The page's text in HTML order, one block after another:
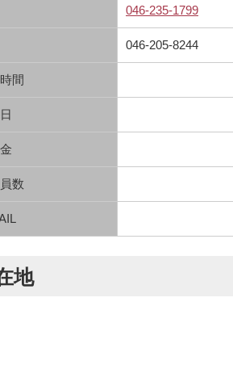
046-235-1799
046-205-8244
間
数
地